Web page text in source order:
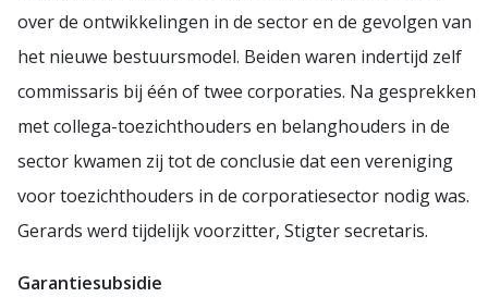
over de ontwikkelingen in de sector en de gevolgen van
het nieuwe bestuursmodel. Beiden waren indertijd zelf
commissaris bij één of twee corporaties. Na gesprekken
met collega-toezichthouders en belanghouders in de
sector kwamen zij tot de conclusie dat een vereniging
voor toezichthouders in de corporatiesector nodig was.
Gerards werd tijdelijk voorzitter, Stigter secretaris.
Garantiesubsidie